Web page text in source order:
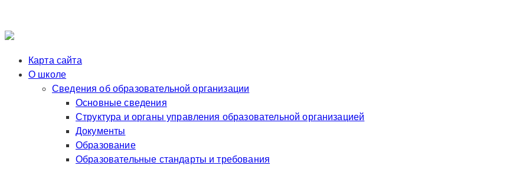
Карта сайта
О школе
Сведения об образовательной организации
Основные сведения
Структура и органы управления образовательной организацией
Документы
Образование
Образовательные стандарты и требования